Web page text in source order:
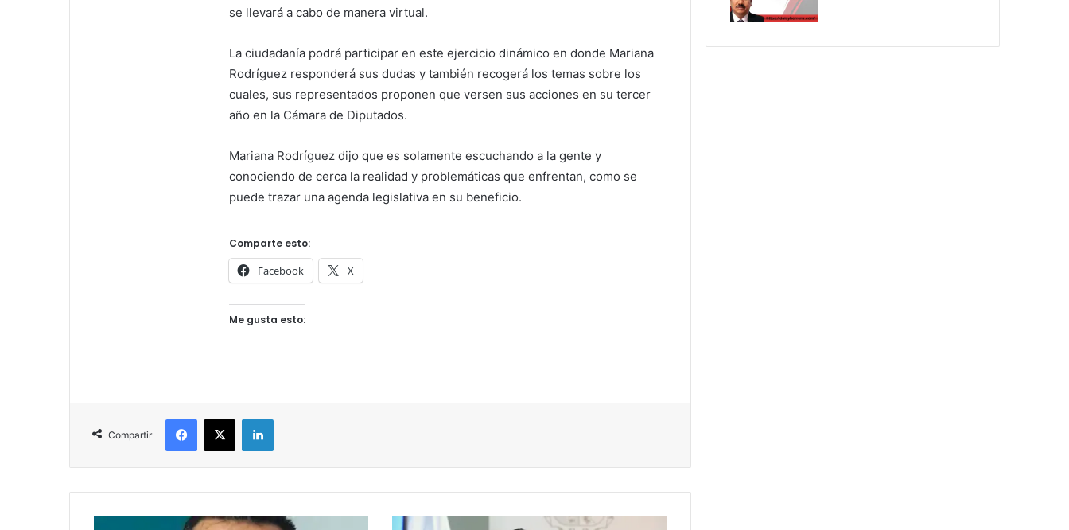
se llevará a cabo de manera virtual.
La ciudadanía podrá participar en este ejercicio dinámico en donde Mariana
Rodríguez responderá sus dudas y también recogerá los temas sobre los
cuales, sus representados proponen que versen sus acciones en su tercer
año en la Cámara de Diputados.
Mariana Rodríguez dijo que es solamente escuchando a la gente y
conociendo de cerca la realidad y problemáticas que enfrentan, como se
puede trazar una agenda legislativa en su beneficio.
Comparte esto:
Facebook X
Me gusta esto:
Compartir